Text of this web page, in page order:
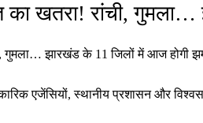
का खतरा! रांची,
गुमला… झारखंड के 11 जिलों में आज होगी
एजेंसियों, स्थानीय प्रशासन और